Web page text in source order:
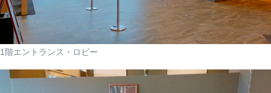
1階エントランス・ロビー